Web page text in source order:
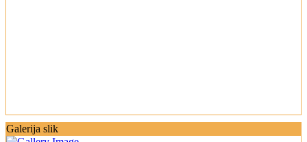
Galerija slik